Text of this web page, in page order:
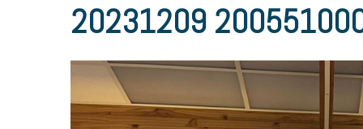
20231209